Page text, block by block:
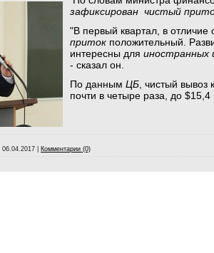
зафиксирован чистый
"В первый квартал, в
приток положительный.
интересны для иностранных
- сказал он.
По данным ЦБ , чистый
почти в четыре раза, до
06.04.2017 Комментарии (0)